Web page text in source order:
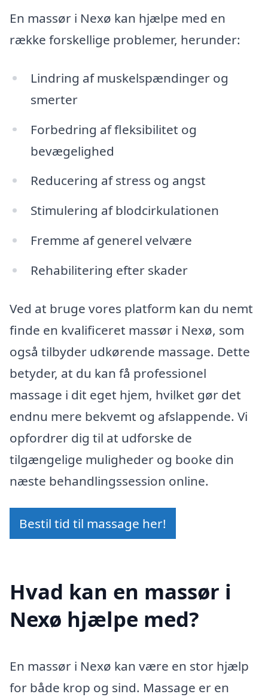
En massør i Nexø kan hjælpe med en
række forskellige problemer, herunder:
Lindring af muskelspændinger og
smerter
Forbedring af fleksibilitet og
bevægelighed
Reducering af stress og angst
Stimulering af blodcirkulationen
Fremme af generel velvære
Rehabilitering efter skader
Ved at bruge vores platform kan du nemt
finde en kvalificeret massør i Nexø, som
også tilbyder udkørende massage. Dette
betyder, at du kan få professionel
massage i dit eget hjem, hvilket gør det
endnu mere bekvemt og afslappende. Vi
opfordrer dig til at udforske de
tilgængelige muligheder og booke din
næste behandlingssession online.
Bestil tid til massage her!
Hvad kan en massør i
Nexø hjælpe med?
En massør i Nexø kan være en stor hjælp
for både krop og sind. Massage er en